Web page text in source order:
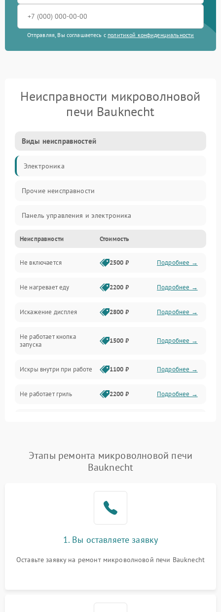
Отправляя, Вы соглашаетесь с политикой конфиденциальности
Неисправности микроволновой
печи Bauknecht
Виды неисправностей
Электроника
Прочие неисправности
Панель управления и электроника
Дверца и корпус
Механика и внутренние элементы
Механические повреждения
Питание и запуск
Нагрев и приготовление
Программное обеспечение
Неисправности Стоимость
Не включается 2500 ₽ Подробнее →
Не нагревает еду 2200 ₽ Подробнее →
Искажение дисплея 2800 ₽ Подробнее →
Не работает кнопка
запуска
1500 ₽ Подробнее →
Искры внутри при работе 1100 ₽ Подробнее →
Не работает гриль 2200 ₽ Подробнее →
Появление запаха гари Подробнее →
2400 ₽ Подробнее →
Не горит подсветка 2000 ₽
Этапы ремонта микроволновой печи
Bauknecht
1. Вы оставляете заявку
Оставьте заявку на ремонт микроволновой печи Bauknecht